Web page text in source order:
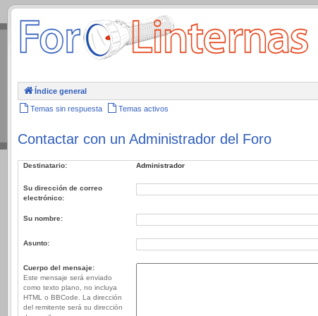
.
Índice general
Temas sin respuesta Temas activos
Contactar con un Administrador del Foro
Destinatario: Administrador
Su dirección de correo
electrónico:
Su nombre:
Asunto:
Cuerpo del mensaje:
Este mensaje será enviado
como texto plano, no incluya
HTML o BBCode. La dirección
del remitente será su dirección